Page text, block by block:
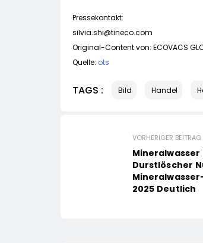
Pressekontakt:
silvia.shi@tineco.com
Original-Content von: ECOVACS
Quelle: ots
TAGS : Bild Handel
VORHERIGER BEITRAG
Mineralwasser
Durstlöscher
2025 Deutlich